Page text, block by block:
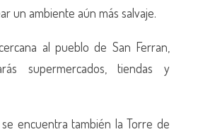
un ambiente aún más salvaje.
al pueblo de San Ferran,
supermercados, tiendas y
encuentra también la Torre de